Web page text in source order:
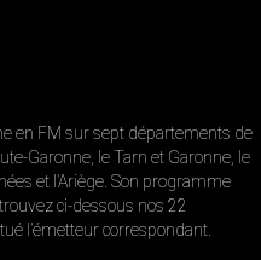
en FM sur sept départements de
Garonne, le Tarn et Garonne, le
et l’Ariège. Son programme
ci-dessous nos 22
l’émetteur correspondant.